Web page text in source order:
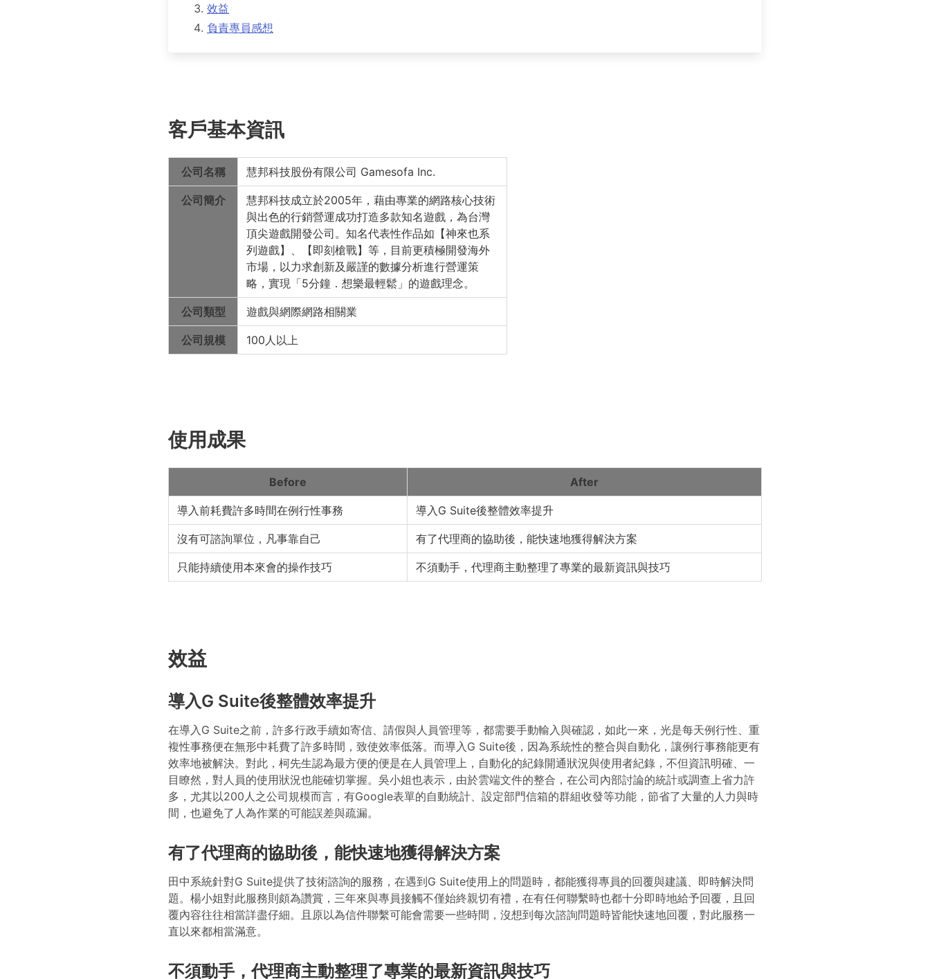
效益
負責專員感想
客戶基本資訊
公司名稱 慧邦科技股份有限公司 Gamesofa Inc.
公司簡介
慧邦科技成立於2005年，藉由專業的網路核心技術
與出色的行銷營運成功打造多款知名遊戲，為台灣
頂尖遊戲開發公司。知名代表性作品如【神來也系
列遊戲】、【即刻槍戰】等，目前更積極開發海外
市場，以力求創新及嚴謹的數據分析進行營運策
略，實現「5分鐘．想樂最輕鬆」的遊戲理念。
公司類型 遊戲與網際網路相關業
公司規模 100人以上
使用成果
Before After
導入前耗費許多時間在例行性事務 導入G Suite後整體效率提升
沒有可諮詢單位，凡事靠自己 有了代理商的協助後，能快速地獲得解決方案
只能持續使用本來會的操作技巧 不須動手，代理商主動整理了專業的最新資訊與技巧
效益
導入G Suite後整體效率提升
在導入G Suite之前，許多行政手續如寄信、請假與人員管理等，都需要手動輸入與確認，如此一來，光是每天例行性、重
複性事務便在無形中耗費了許多時間，致使效率低落。而導入G Suite後，因為系統性的整合與自動化，讓例行事務能更有
效率地被解決。對此，柯先生認為最方便的便是在人員管理上，自動化的紀錄開通狀況與使用者紀錄，不但資訊明確、一
目瞭然，對人員的使用狀況也能確切掌握。吳小姐也表示，由於雲端文件的整合，在公司內部討論的統計或調查上省力許
多，尤其以200人之公司規模而言，有Google表單的自動統計、設定部門信箱的群組收發等功能，節省了大量的人力與時
間，也避免了人為作業的可能誤差與疏漏。
有了代理商的協助後，能快速地獲得解決方案
田中系統針對G Suite提供了技術諮詢的服務，在遇到G Suite使用上的問題時，都能獲得專員的回覆與建議、即時解決問
題。楊小姐對此服務則頗為讚賞，三年來與專員接觸不僅始終親切有禮，在有任何聯繫時也都十分即時地給予回覆，且回
覆內容往往相當詳盡仔細。且原以為信件聯繫可能會需要一些時間，沒想到每次諮詢問題時皆能快速地回覆，對此服務一
直以來都相當滿意。
不須動手，代理商主動整理了專業的最新資訊與技巧